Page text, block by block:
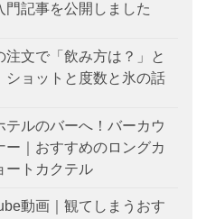
門記事を公開しました
注文で「飲み方は？」と
ショットと度数と氷の話
テルのバーへ！バーカウ
ー｜おすすめのロングカ
ートカクテル
動画｜観てしまうおす